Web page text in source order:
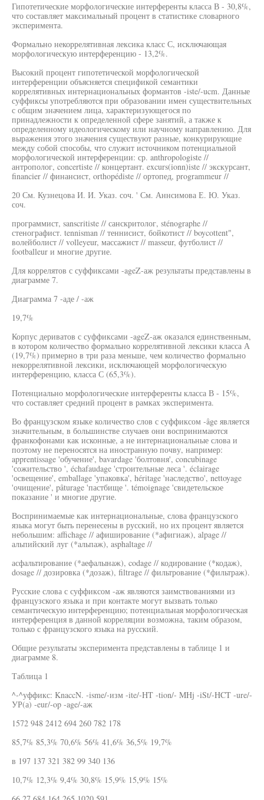
Гипотетические морфологические интерференты класса В - 30,8%,
что составляет максимальный процент в статистике словарного
эксперимента.
Формально некоррелятивная лексика класс С, исключающая
морфологическую интерференцию - 13,2%.
Высокий процент гипотетической морфологической
интерференции объясняется спецификой семантики
коррелятивных интернациональных формантов -iste/-ucm. Данные
суффиксы употребляются при образовании имен существительных
с общим значением лица, характеризующегося по
принадлежности к определенной сфере занятий, а также к
определенному идеологическому или научному направлению. Для
выражения этого значения существуют разные, конкурирующие
между собой способы, что служит источником потенциальной
морфологической интерференции: ср. anthropologiste //
антрополог, concertiste // концертант. excurs(ionn)iste // экскурсант,
financier // финансист, orthopédiste // ортопед, programmeur //
20 См. Кузнецова И. И. Указ. соч. ' См. Аннсимова Е. Ю. Указ.
соч.
программист, sanscritiste // санскритолог, sténographe //
стенографист. tennisman // теннисист, бойкотист // boycottent",
волейболист // volleyeur, массажист // masseur, футболист //
footballeur и многие другие.
Для коррелятов с суффиксами -ageZ-аж результаты представлены в
диаграмме 7.
Диаграмма 7 -аде / -аж
19,7%
Корпус дериватов с суффиксами -ageZ-аж оказался единственным,
в котором количество формально коррелятивной лексики класса А
(19,7%) примерно в три раза меньше, чем количество формально
некоррелятивной лексики, исключающей морфологическую
интерференцию, класса С (65,3%).
Потенциально морфологические интерференты класса В - 15%,
что составляет средний процент в рамках эксперимента.
Во французском языке количество слов с суффиксом -âge является
значительным, в большинстве случаев они воспринимаются
франкофонами как исконные, а не интернациональные слова и
поэтому не переносятся на иностранную почву, например:
apprentissage 'обучение', bavardage 'болтовня', concubinage
'сожительство ', échafaudage 'строительные леса '. éclairage
'освещение', emballage 'упаковка', héritage 'наследство', nettoyage
'очищение', pâturage 'пастбище '. témoignage 'свидетельское
показание ' и многие другие.
Воспринимаемые как интернациональные, слова французского
языка могут быть перенесены в русский, но их процент является
небольшим: affichage // афиширование (*афигиаж), alpage //
альпийский луг (*альпаж), asphaltage //
асфальтирование (*аефалынаж), codage // кодирование (*кодаж),
dosage // дозировка (*дозаж), filtrage // фильтрование (*фильтраж).
Русские слова с суффиксом -аж являются заимствованиями из
французского языка и при контакте могут вызвать только
семантическую интерференцию; потенциальная морфологическая
интерференция в данной корреляции возможна, таким образом,
только с французского языка на русский.
Общие результаты эксперимента представлены в таблице 1 и
диаграмме 8.
Таблица 1
^-^уффикс: KnaccN. -isme/-изм -ite/-HT -tion/- MHj -iSt/-HCT -ure/-
УР(а) -eur/-op -age/-аж
1572 948 2412 694 260 782 178
85,7% 85,3% 70,6% 56% 41,6% 36,5% 19,7%
в 197 137 321 382 99 340 136
10,7% 12,3% 9,4% 30,8% 15,9% 15,9% 15%